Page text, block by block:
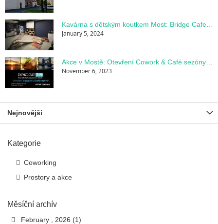
January 5, 2024
November 6, 2023
Nejnovější
Kategorie
Coworking
Prostory a akce
Měsíční archív
February , 2026 (1)